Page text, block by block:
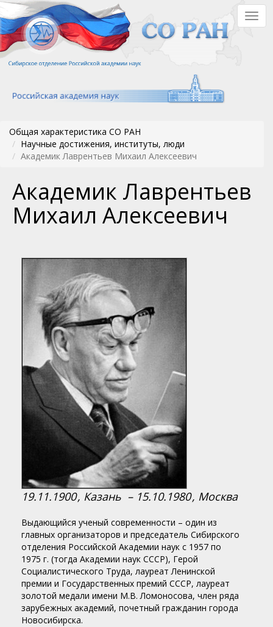
Перейти
к
основному
содержанию
Общая характеристика СО РАН
Научные достижения, институты, люди
Академик Лаврентьев Михаил Алексеевич
Академик Лаврентьев
Михаил Алексеевич
19.11.1900, Казань – 15.10.1980, Москва
Выдающийся ученый современности – один из
главных организаторов и председатель Сибирского
отделения Российской Академии наук с 1957 по
1975 г. (тогда Академии наук СССР), Герой
Социалистического Труда, лауреат Ленинской
премии и Государственных премий СССР, лауреат
золотой медали имени М.В. Ломоносова, член ряда
зарубежных академий, почетный гражданин города
Новосибирска.